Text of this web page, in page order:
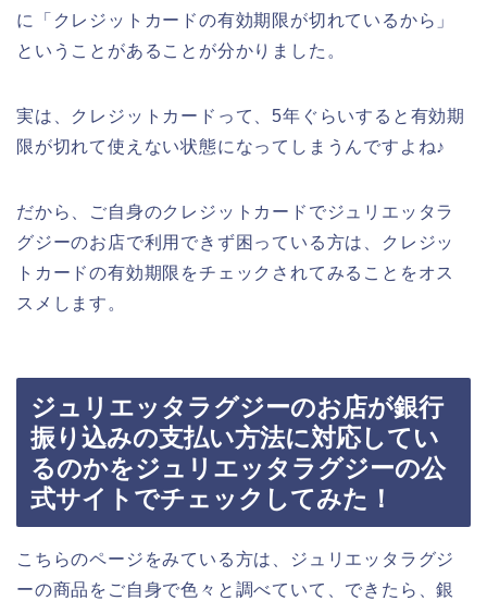
に「クレジットカードの有効期限が切れているから」
ということがあることが分かりました。
実は、クレジットカードって、5年ぐらいすると有効期
限が切れて使えない状態になってしまうんですよね♪
だから、ご自身のクレジットカードでジュリエッタラ
グジーのお店で利用できず困っている方は、クレジッ
トカードの有効期限をチェックされてみることをオス
スメします。
ジュリエッタラグジーのお店が銀行
振り込みの支払い方法に対応してい
るのかをジュリエッタラグジーの公
式サイトでチェックしてみた！
こちらのページをみている方は、ジュリエッタラグジ
ーの商品をご自身で色々と調べていて、できたら、銀